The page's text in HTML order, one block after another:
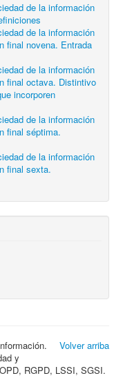
de la información
de la información
final novena. Entrada
de la información
final octava. Distintivo
incorporen
de la información
final séptima.
de la información
final sexta.
Volver arriba
y
RGPD, LSSI, SGSI.